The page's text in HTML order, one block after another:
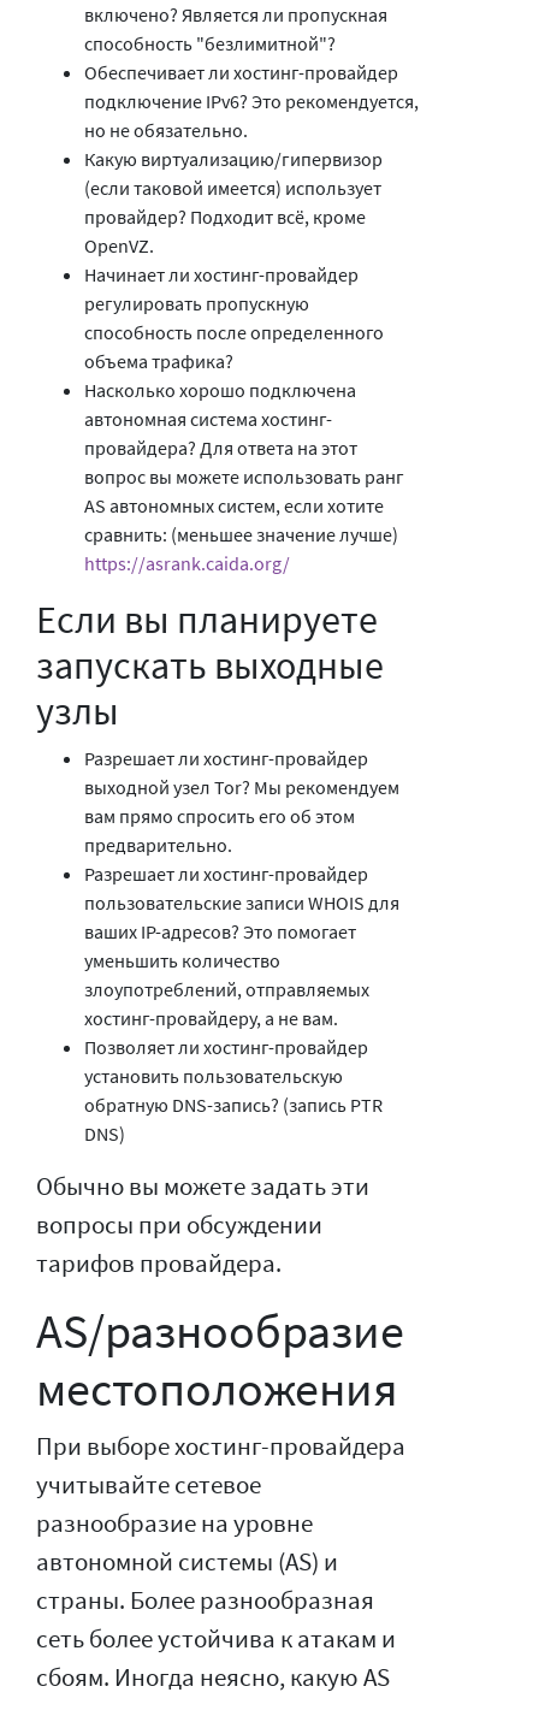
включено? Является ли пропускная
способность "безлимитной"?
Обеспечивает ли хостинг-провайдер
подключение IPv6? Это рекомендуется,
но не обязательно.
Какую виртуализацию/гипервизор
(если таковой имеется) использует
провайдер? Подходит всё, кроме
OpenVZ.
Начинает ли хостинг-провайдер
регулировать пропускную
способность после определенного
объема трафика?
Насколько хорошо подключена
автономная система хостинг-
провайдера? Для ответа на этот
вопрос вы можете использовать ранг
AS автономных систем, если хотите
сравнить: (меньшее значение лучше)
https://asrank.caida.org/
Если вы планируете
запускать выходные
узлы
Разрешает ли хостинг-провайдер
выходной узел Tor? Мы рекомендуем
вам прямо спросить его об этом
предварительно.
Разрешает ли хостинг-провайдер
пользовательские записи WHOIS для
ваших IP-адресов? Это помогает
уменьшить количество
злоупотреблений, отправляемых
хостинг-провайдеру, а не вам.
Позволяет ли хостинг-провайдер
установить пользовательскую
обратную DNS-запись? (запись PTR
DNS)
Обычно вы можете задать эти
вопросы при обсуждении
тарифов провайдера.
AS/разнообразие
местоположения
При выборе хостинг-провайдера
учитывайте сетевое
разнообразие на уровне
автономной системы (AS) и
страны. Более разнообразная
сеть более устойчива к атакам и
сбоям. Иногда неясно, какую AS